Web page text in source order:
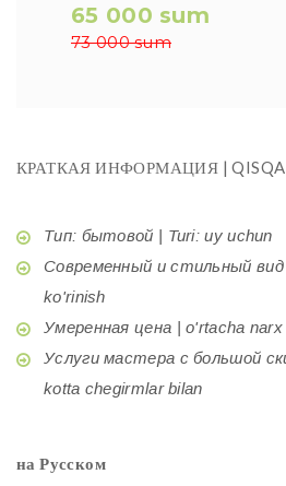
65 000 sum
73 000 sum
КРАТКАЯ ИНФОРМАЦИЯ | QISQA
Тип: бытовой | Turi: uy uchun
Современный и стильный
ko'rinish
Умеренная цена | o'rtacha narx
Услуги мастера с большой
kotta chegirmlar bilan
на Русском